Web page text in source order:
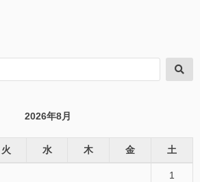
索
2026年8月
火 水 木 金 土
1